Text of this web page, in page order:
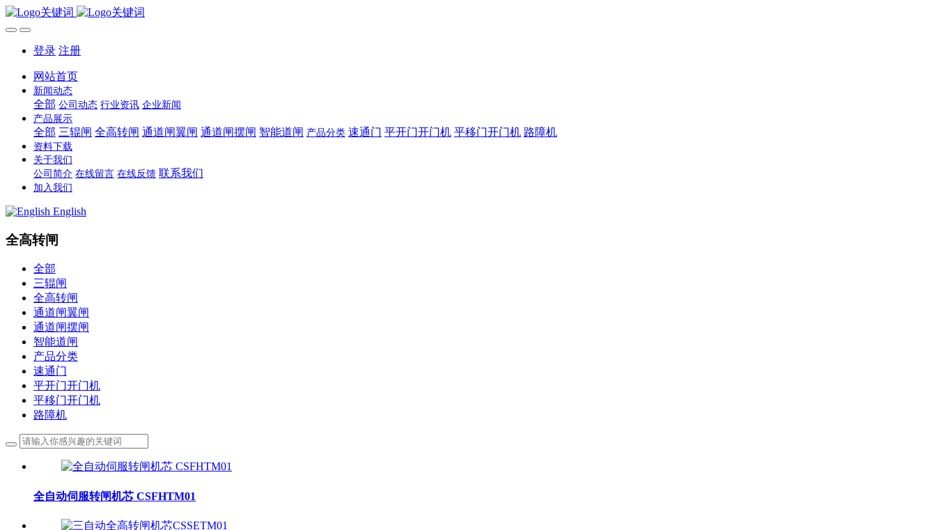
登录 注册
网站首页
新闻动态
全部 公司动态 行业资讯 企业新闻
产品展示
全部 三辊闸 全高转闸 通道闸翼闸 通道闸摆闸 智能道闸 产品分类 速通门 平开门开门机 平移门开门机 路障机
资料下载
关于我们
公司简介 在线留言 在线反馈 联系我们
加入我们
English
全高转闸
全部
三辊闸
全高转闸
通道闸翼闸
通道闸摆闸
智能道闸
产品分类
速通门
平开门开门机
平移门开门机
路障机
全自动伺服转闸机芯 CSFHTM01